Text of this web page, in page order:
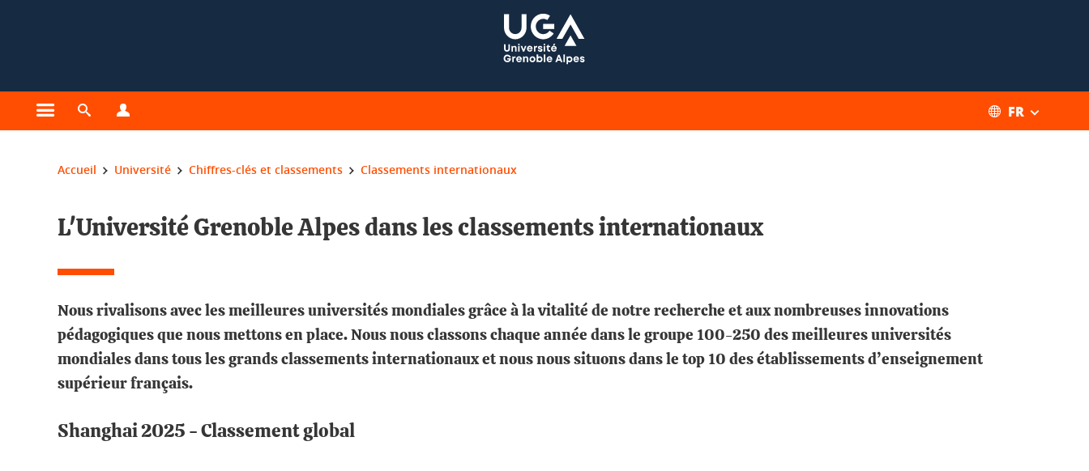
Ouvrir le menu principal
Ouvrir le moteur de recherche FR
Vous êtes ici :
Accueil Université Chiffres-clés et classements Classements internationaux
L'Université Grenoble Alpes dans les classements internationaux
Nous rivalisons avec les meilleures universités mondiales grâce à la vitalité de notre recherche et aux nombreuses innovations
pédagogiques que nous mettons en place. Nous nous classons chaque année dans le groupe 100-250 des meilleures universités
mondiales dans tous les grands classements internationaux et nous nous situons dans le top 10 des établissements d’enseignement
supérieur français.
Shanghai 2025 - Classement global